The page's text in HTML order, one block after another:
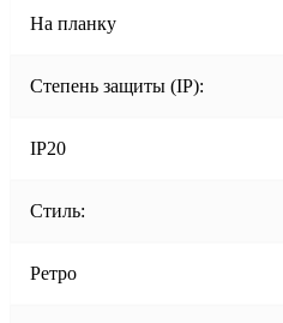
На планку
Степень защиты (IP):
IP20
Стиль:
Ретро